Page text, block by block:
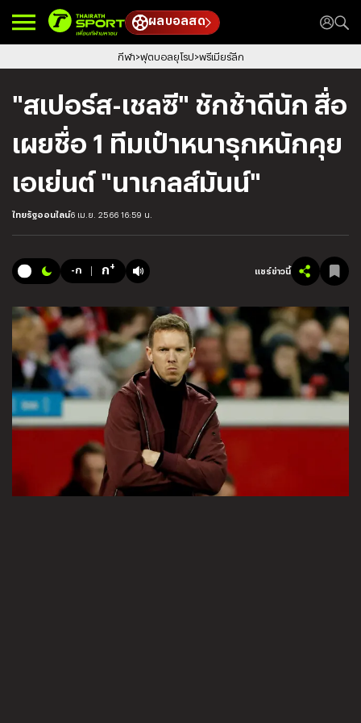
ผลบอลสด
กีฬา ฟุตบอลยุโรป พรีเมียร์ลีก
"สเปอร์ส-เชลซี" ชักช้าดีนัก สื่อ
เผยชื่อ 1 ทีมเป๋าหนารุกหนักคุย
เอเย่นต์ "นาเกลส์มันน์"
ไทยรัฐออนไลน์6 เม.ย. 2566 16:59 น.
-ก ก+ แชร์ข่าวนี้